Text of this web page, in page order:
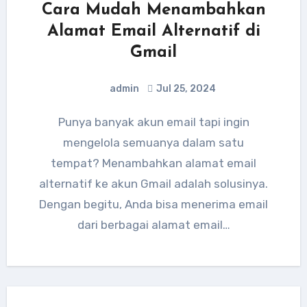
Cara Mudah Menambahkan
Alamat Email Alternatif di
Gmail
admin Jul 25, 2024
Punya banyak akun email tapi ingin
mengelola semuanya dalam satu
tempat? Menambahkan alamat email
alternatif ke akun Gmail adalah solusinya.
Dengan begitu, Anda bisa menerima email
dari berbagai alamat email…